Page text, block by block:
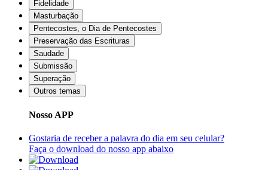
Fidelidade
Masturbação
Pentecostes, o Dia de Pentecostes
Preservação das Escrituras
Saudade
Submissão
Superação
Outros temas
Nosso APP
Gostaria de receber a palavra do dia em seu celular?
Faça o download do nosso app abaixo